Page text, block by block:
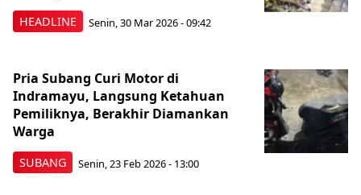
HEADLINE Senin, 30 Mar 2026 - 09:42
SUBANG
Pria Subang Curi Motor di
Indramayu, Langsung Ketahuan
Pemiliknya, Berakhir Diamankan
Warga
Senin, 23 Feb 2026 - 13:00